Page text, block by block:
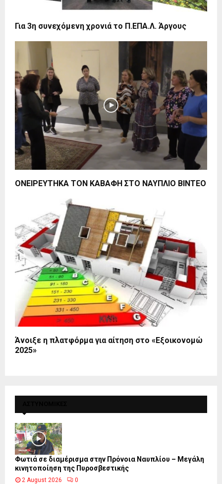
Για 3η συνεχόμενη χρονιά το Π.ΕΠΑ.Λ. Άργους
ΟΝΕΙΡΕΥΤΗΚΑ ΤΟΝ ΚΑΒΑΦΗ ΣΤΟ ΝΑΥΠΛΙΟ BINTEO
Άνοιξε η πλατφόρμα για αίτηση στο «Εξοικονομώ
2025»
Φωτιά σε διαμέρισμα στην Πρόνοια Ναυπλίου – Μεγάλη
κινητοποίηση της Πυροσβεστικής
2 August 2026 0